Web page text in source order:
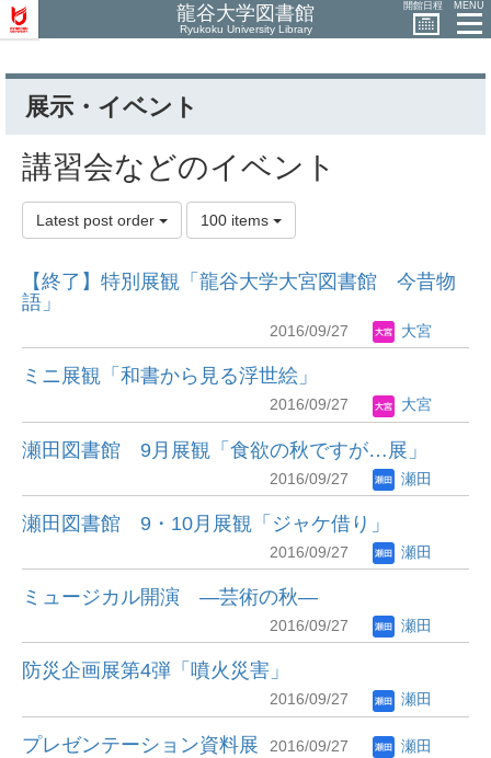
龍谷大学図書館
Ryukoku University Library
開館日程 MENU
展示・イベント
講習会などのイベント
Latest post order 100 items
【終了】特別展観「龍谷大学大宮図書館 今昔物
語」
2016/09/27 大宮
ミニ展観「和書から見る浮世絵」
2016/09/27 大宮
瀬田図書館 9月展観「食欲の秋ですが…展」
2016/09/27 瀬田
瀬田図書館 9・10月展観「ジャケ借り」
2016/09/27 瀬田
ミュージカル開演 ―芸術の秋―
2016/09/27 瀬田
防災企画展第4弾「噴火災害」
2016/09/27 瀬田
プレゼンテーション資料展 2016/09/27 瀬田